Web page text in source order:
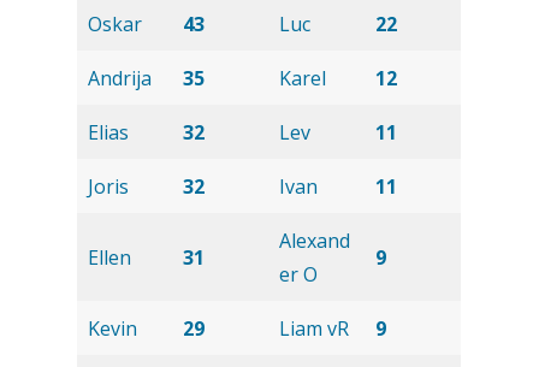
Oskar 43 Luc 22
Andrija 35 Karel 12
Elias 32 Lev 11
Joris 32 Ivan 11
Ellen 31
Alexand
er O
9
Kevin 29 Liam vR 9